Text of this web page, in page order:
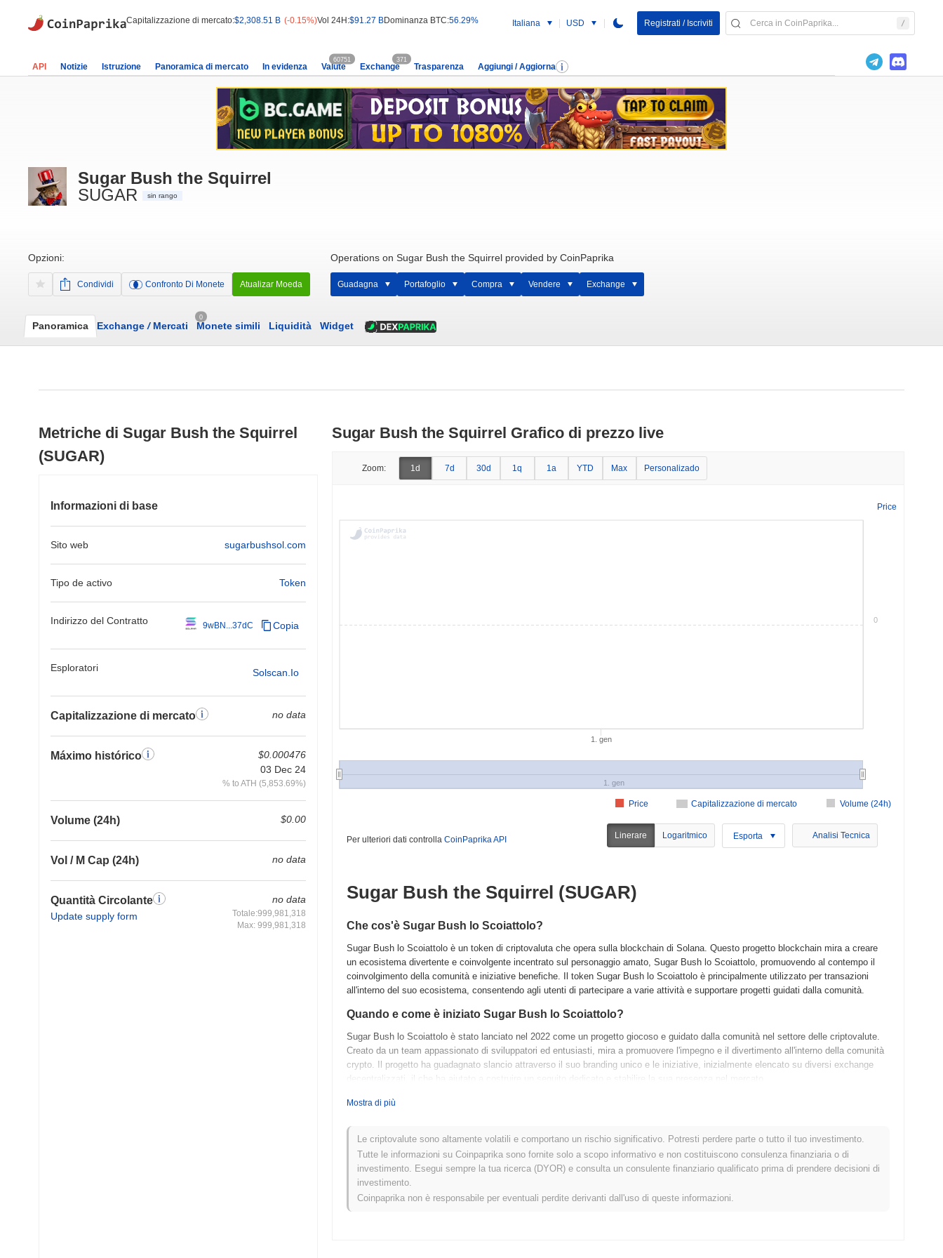
Capitalizzazione di mercato:$2,308.51 B (-0.15%)Vol 24H:$91.27 BDominanza BTC:56.29% Italiana USD Registrati / Iscriviti
API Notizie Istruzione Panoramica di mercato In evidenza Valute
60751
Exchange
371
Trasparenza Aggiungi / Aggiorna
Sugar Bush the Squirrel
SUGAR
sin rango
Opzioni:
Condividi Confronto Di Monete Atualizar Moeda
Operations on Sugar Bush the Squirrel provided by CoinPaprika
Guadagna Portafoglio Compra Vendere Exchange
Panoramica Exchange /Mercati
0
Monete simili Liquidità Widget
Metriche di Sugar Bush the Squirrel
(SUGAR)
Informazioni di base
Sito web sugarbushsol.com
Tipo de activo Token
Indirizzo del Contratto 9wBN...37dC Copia
Esploratori Solscan.io
Capitalizzazione di mercato no data
Máximo histórico
$0.000476
03 Dec 24
% to ATH (5,853.69%)
Volume (24h) $0.00
Vol / M Cap (24h) no data
Quantità Circolante
Update supply form
no data
Totale:999,981,318
Max: 999,981,318
Sugar Bush the Squirrel Grafico di prezzo live
Zoom: 1d 7d 30d 1q 1a YTD Max Personalizado
Price
Capitalizzazione di mercato Volume (24h)
Price
1. gen
1. gen
0
Per ulteriori dati controlla CoinPaprika API Linerare Logaritmico Esporta Analisi Tecnica
Sugar Bush the Squirrel (SUGAR)
Che cos'è Sugar Bush lo Scoiattolo?
Sugar Bush lo Scoiattolo è un token di criptovaluta che opera sulla blockchain di Solana. Questo progetto blockchain mira a creare
un ecosistema divertente e coinvolgente incentrato sul personaggio amato, Sugar Bush lo Scoiattolo, promuovendo al contempo il
coinvolgimento della comunità e iniziative benefiche. Il token Sugar Bush lo Scoiattolo è principalmente utilizzato per transazioni
all'interno del suo ecosistema, consentendo agli utenti di partecipare a varie attività e supportare progetti guidati dalla comunità.
Quando e come è iniziato Sugar Bush lo Scoiattolo?
Sugar Bush lo Scoiattolo è stato lanciato nel 2022 come un progetto giocoso e guidato dalla comunità nel settore delle criptovalute.
Creato da un team appassionato di sviluppatori ed entusiasti, mira a promuovere l'impegno e il divertimento all'interno della comunità
crypto. Il progetto ha guadagnato slancio attraverso il suo branding unico e le iniziative, inizialmente elencato su diversi exchange
decentralizzati, il che ha aiutato a costruire un seguito dedicato e stabilire la sua presenza nel mercato.
Cosa ci aspetta per Sugar Bush lo Scoiattolo?
Sugar Bush lo Scoiattolo si sta preparando per una fase entusiasmante con i suoi prossimi aggiornamenti della roadmap focalizzati
sul coinvolgimento della comunità e sull'espansione della piattaforma. Il prossimo aggiornamento introdurrà funzionalità di staking
migliorate, consentendo agli utenti di guadagnare ricompense mentre partecipano attivamente all'ecosistema. Inoltre, il team prevede
di lanciare iniziative guidate dalla comunità che mirano a promuovere la collaborazione e la creatività tra i possessori. Man mano che
Sugar Bush continua a evolversi, si prevede che i suoi casi d'uso si espandano, integrando più elementi interattivi e utilità all'interno
del più ampio panorama della finanza decentralizzata (DeFi). Tieni d'occhio i loro canali ufficiali per gli ultimi sviluppi e obiettivi della
comunità!
Mostra di più
Le criptovalute sono altamente volatili e comportano un rischio significativo. Potresti perdere parte o tutto il tuo investimento.
Tutte le informazioni su Coinpaprika sono fornite solo a scopo informativo e non costituiscono consulenza finanziaria o di
investimento. Esegui sempre la tua ricerca (DYOR) e consulta un consulente finanziario qualificato prima di prendere decisioni di
investimento.
Coinpaprika non è responsabile per eventuali perdite derivanti dall'uso di queste informazioni.